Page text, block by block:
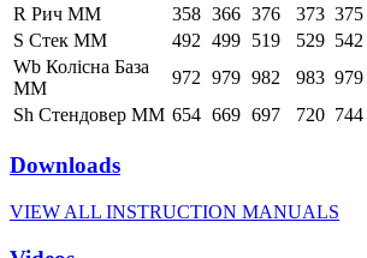
R Рич ММ
358 366 376 373 375
S Стек ММ
492 499 519 529 542
Wb Колісна База
ММ
972 979 982 983 979
Sh Стендовер ММ 654 669 697 720 744
Downloads
VIEW ALL INSTRUCTION MANUALS